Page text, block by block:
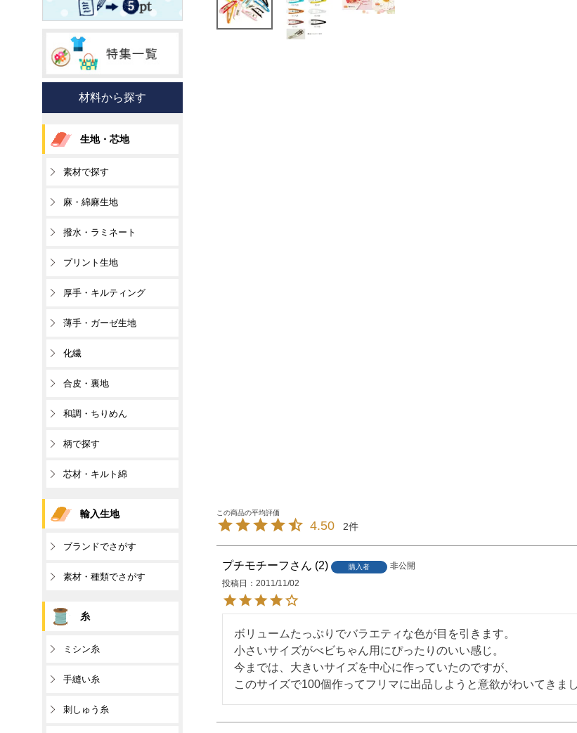
4.50 2
プチモチーフ 2 購入者
非公開
投稿日
2011/11/02
ボリュームたっぷりでバラエティな色が目を引きます。
小さいサイズがべビちゃん用にぴったりのいい感じ。
今までは、大きいサイズを中心に作っていたのですが、
このサイズで100個作ってフリマに出品しようと意欲がわいてきまし
材料から探す
生地・芯地
素材で探す
麻・綿麻生地
撥水・ラミネート
プリント生地
厚手・キルティング
薄手・ガーゼ生地
化繊
合皮・裏地
和調・ちりめん
柄で探す
芯材・キルト綿
輸入生地
ブランドでさがす
素材・種類でさがす
糸
ミシン糸
手縫い糸
刺しゅう糸